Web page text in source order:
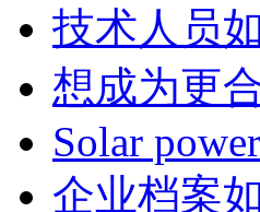
技术人员
想成为更
Solar power
企业档案